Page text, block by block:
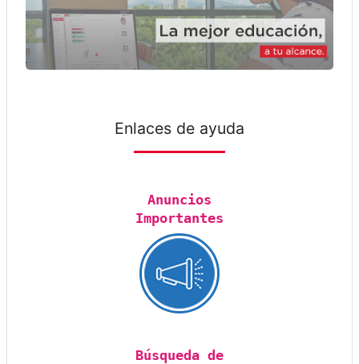
Enlaces de ayuda
Anuncios
Importantes
Búsqueda de